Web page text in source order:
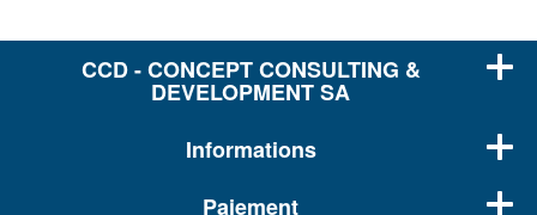
CCD - CONCEPT CONSULTING &
DEVELOPMENT SA
Informations
Paiement